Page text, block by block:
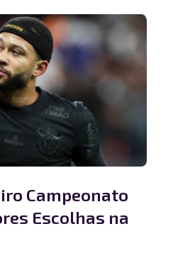
Campeonato
Escolhas na